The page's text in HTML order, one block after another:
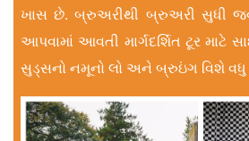
ખાસ છે. બ્રુઅરીથી બ્રુઅરી સુધી જવા
આપવામાં આવતી માર્ગદર્શિત ટૂર માટે
સુડ્સનો નમૂનો લો અને બ્રુઇંગ વિશે વધુ